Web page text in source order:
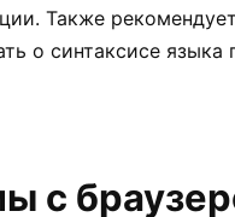
Также
о синтаксисе
с